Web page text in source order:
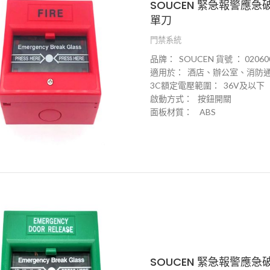
SOUCEN 緊急報警應
單刀
門禁系統
品牌： SOUCEN 貨號 ：
適用於： 酒店、 辦公室 、 消防
3C額定電壓範圍： 36V及以下
啟動方式： 按鈕開關
面板材質： ABS
SOUCEN 緊急報警應